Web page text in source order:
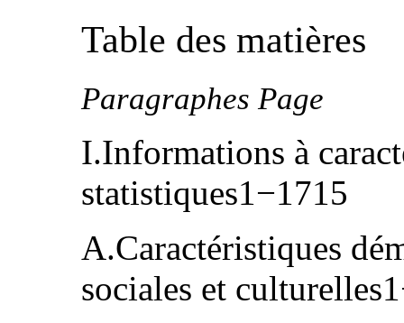
Table des matières
Paragraphes Page
I.Informations à
statistiques1−1715
A.Caractéristiques
sociales et